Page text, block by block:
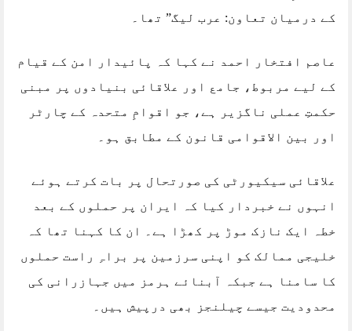
کے درمیان تعاون: عرب لیگ” تھا۔
عاصم افتخار احمد نے کہا کہ پائیدار امن کے قیام
کے لیے مربوط، جامع اور علاقائی بنیادوں پر مبنی
حکمتِ عملی ناگزیر ہے، جو اقوامِ متحدہ کے چارٹر
اور بین الاقوامی قانون کے مطابق ہو۔
علاقائی سیکیورٹی کی صورتحال پر بات کرتے ہوئے
انہوں نے خبردار کیا کہ ایران پر حملوں کے بعد
خطہ ایک نازک موڑ پر کھڑا ہے۔ ان کا کہنا تھا کہ
خلیجی ممالک کو اپنی سرزمین پر براہِ راست حملوں
کا سامنا ہے جبکہ آبنائے ہرمز میں جہازرانی کی
محدودیت جیسے چیلنجز بھی درپیش ہیں۔